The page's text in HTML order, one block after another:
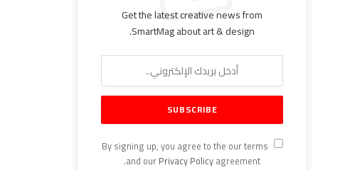
Get the latest creative news from
SmartMag about art & design.
By signing up, you agree to the our terms
and ourPrivacy Policyagreement.